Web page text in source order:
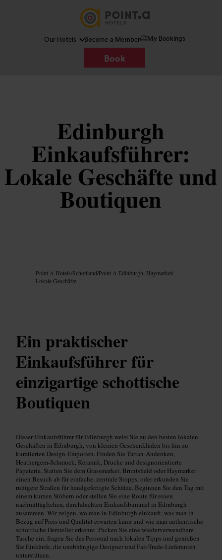
Our Hotels Become a Member My Bookings
Book
Edinburgh
Einkaufsführer:
Lokale Geschäfte und
Boutiquen
Point A Hotels/Schottland/Point A Edinburgh, Haymarket/
Lokale Geschäfte
Ein praktischer
Einkaufsführer für
einzigartige schottische
Boutiquen
Dieser Einkaufsführer für Edinburgh weist Sie zu den besten lokalen
Geschäften in Edinburgh, von kleinen Geschenkläden bis hin zu
kuratierten Design-Emporien. Finden Sie Tartan-Andenken,
Heathergem-Schmuck, Keramik, Drucke und designorientierte
Papeterie. Statten Sie dem Grassmarket, Bruntsfield oder Haymarket
einen Besuch ab für einfache, zentrale Stopps, oder erkunden Sie
ruhigere Straßen für handgefertigte Schätze. Beginnen Sie den Tag mit
einem kurzen Stöbern oder stellen Sie eine Route für einen
nachmittäglichen, durchdachten Einkaufsbummel in Edinburgh
zusammen. Wir zeigen, wo man in Edinburgh einkauft, was man in
Bezug auf Preis und Qualität erwarten kann und wie man authentische
schottische Hersteller erkennt. Packen Sie eine wiederverwendbare
Tasche ein, fragen Sie das Personal nach lokalen Tipps und genießen
Sie Einkäufe, die unabhängige Designer und Fair-Trade-Lieferanten
unterstützen.